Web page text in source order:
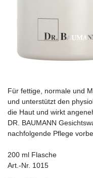
Für fettige, normale und
und unterstützt den
die Haut und wirkt
DR. BAUMANN
nachfolgende Pflege
200 ml Flasche
Art.-Nr. 1015